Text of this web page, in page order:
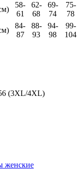
58-
61
62-
68
69-
74
75-
78
84-
87
88-
93
94-
98
99-
104
(3XL/4XL)
женские